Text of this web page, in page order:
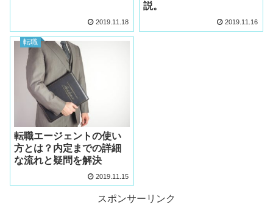
2019.11.18
説。
2019.11.16
転職
転職エージェントの使い
方とは？内定までの詳細
な流れと疑問を解決
2019.11.15
スポンサーリンク